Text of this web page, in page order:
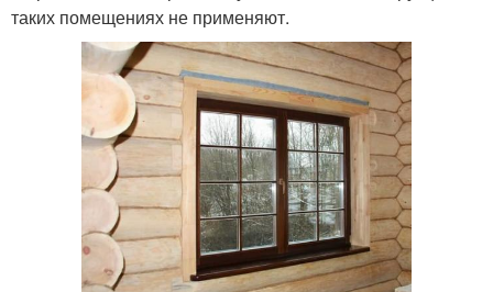
таких помещениях не применяют.